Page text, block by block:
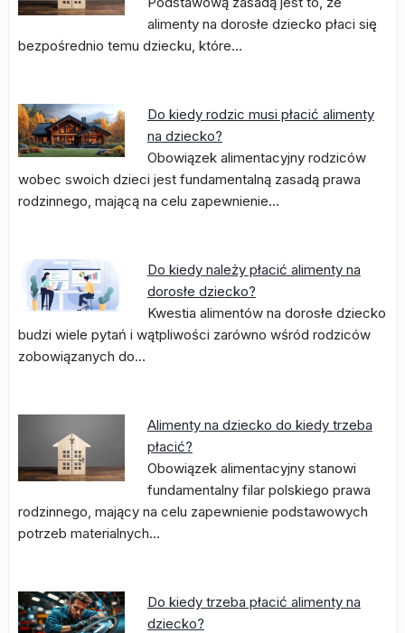
alimenty na dorosłe dziecko płaci się
bezpośrednio temu dziecku, które…
Do kiedy rodzic musi płacić alimenty
na dziecko?
Obowiązek alimentacyjny rodziców
wobec swoich dzieci jest fundamentalną zasadą prawa
rodzinnego, mającą na celu zapewnienie…
Do kiedy należy płacić alimenty na
dorosłe dziecko?
Kwestia alimentów na dorosłe dziecko
budzi wiele pytań i wątpliwości zarówno wśród rodziców
zobowiązanych do…
Alimenty na dziecko do kiedy trzeba
płacić?
Obowiązek alimentacyjny stanowi
fundamentalny filar polskiego prawa
rodzinnego, mający na celu zapewnienie podstawowych
potrzeb materialnych…
Do kiedy trzeba płacić alimenty na
dziecko?